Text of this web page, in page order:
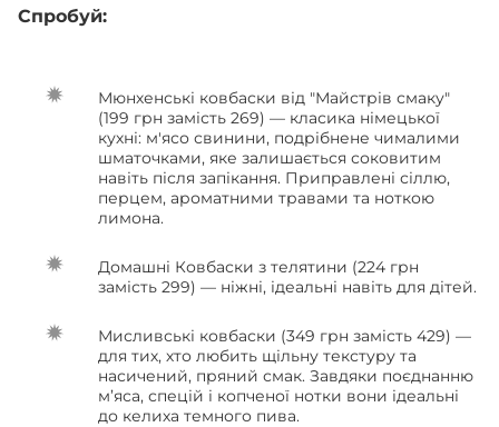
Спробуй:
Мюнхенські ковбаски від "Майстрів смаку"
(199 грн замість 269) — класика німецької
кухні: м'ясо свинини, подрібнене чималими
шматочками, яке залишається соковитим
навіть після запікання. Приправлені сіллю,
перцем, ароматними травами та ноткою
лимона.
Домашні Ковбаски з телятини (224 грн
замість 299) — ніжні, ідеальні навіть для дітей.
Мисливські ковбаски (349 грн замість 429) —
для тих, хто любить щільну текстуру та
насичений, пряний смак. Завдяки поєднанню
м’яса, спецій і копченої нотки вони ідеальні
до келиха темного пива.